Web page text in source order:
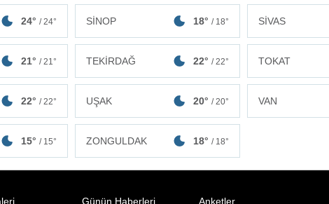
24° / 24° SİNOP 18° / 18° SİVAS
21° / 21° TEKİRDAĞ 22° / 22° TOKAT
22° / 22° UŞAK 20° / 20° VAN
15° / 15° ZONGULDAK 18° / 18°
Günün Haberleri Anketler